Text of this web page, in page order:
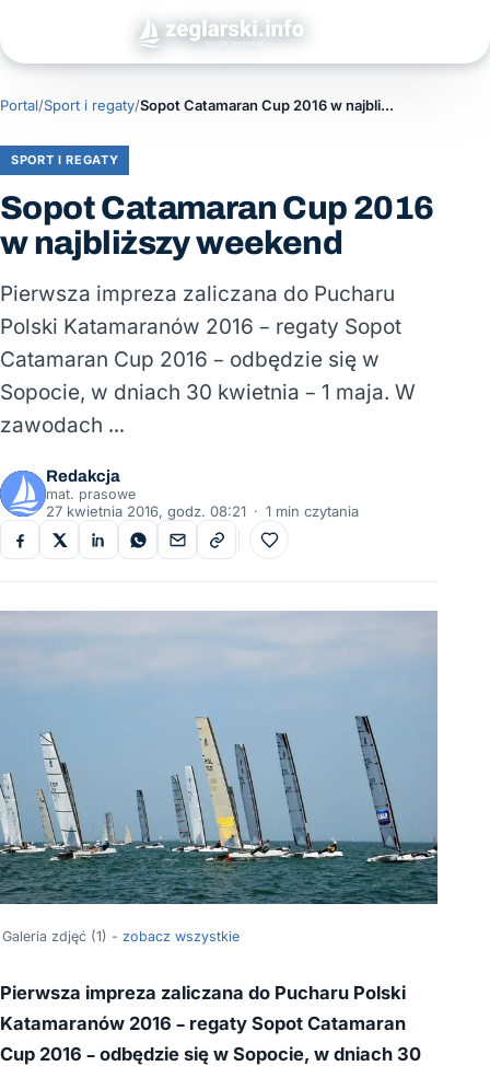
Portal/Sport i regaty/ Sopot Catamaran Cup 2016 w najbliższy weekend
SPORT I REGATY
Sopot Catamaran Cup 2016
w najbliższy weekend
Pierwsza impreza zaliczana do Pucharu
Polski Katamaranów 2016 – regaty Sopot
Catamaran Cup 2016 – odbędzie się w
Sopocie, w dniach 30 kwietnia – 1 maja. W
zawodach …
Redakcja
mat. prasowe
27 kwietnia 2016, godz. 08:21 · 1 min czytania
Do ulubionych
Galeria zdjęć (1) - zobacz wszystkie
Pierwsza impreza zaliczana do Pucharu Polski
Katamaranów 2016 – regaty Sopot Catamaran
Cup 2016 – odbędzie się w Sopocie, w dniach 30